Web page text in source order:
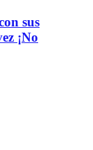
sus
¡No